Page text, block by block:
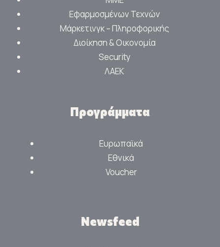
Εφαρμοσμένων Τεχνών
Μάρκετινγκ – Πληροφορικής
Διοίκηση & Οικονομία
Security
ΛΑΕΚ
Προγράμματα
Ευρωπαϊκά
Εθνικά
Voucher
Newsfeed